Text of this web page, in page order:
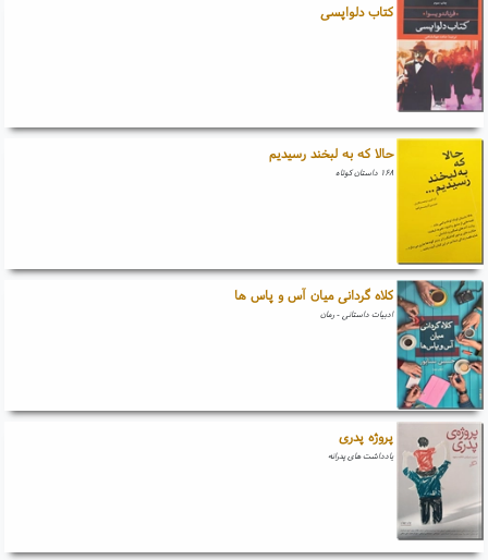
کتاب دلواپسی
حالا که به لبخند رسیدیم
۱۶۸ داستان کوتاه
کلاه گردانی میان آس و پاس ها
ادبیات داستانی - رمان
پروژه پدری
یادداشت های پدرانه